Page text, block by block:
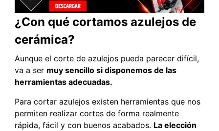
¿Con qué cortamos azulejos de
cerámica?
Aunque el corte de azulejos pueda parecer difícil,
va a ser muy sencillo si disponemos de las
herramientas adecuadas.
Para cortar azulejos existen herramientas que nos
permiten realizar cortes de forma realmente
rápida, fácil y con buenos acabados. La elección